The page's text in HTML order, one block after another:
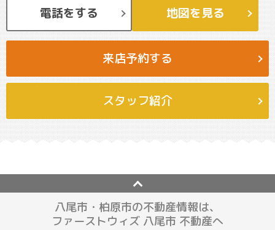
電話をする 地図を見る
来店予約する
スタッフ紹介
八尾市・柏原市の不動産情報は、
ファーストウィズ 八尾市 不動産へ